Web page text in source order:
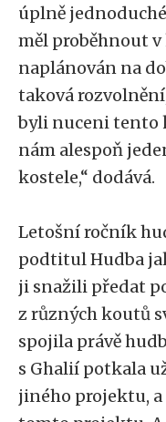
úplně
měl proběhnout v
naplánován na
taková
byli nuceni tento
nám alespoň
kostele,“ dodává.
Letošní ročník
podtitul Hudba
ji snažili předat
z různých koutů
spojila právě
s Ghalií potkala
jiného projektu, a